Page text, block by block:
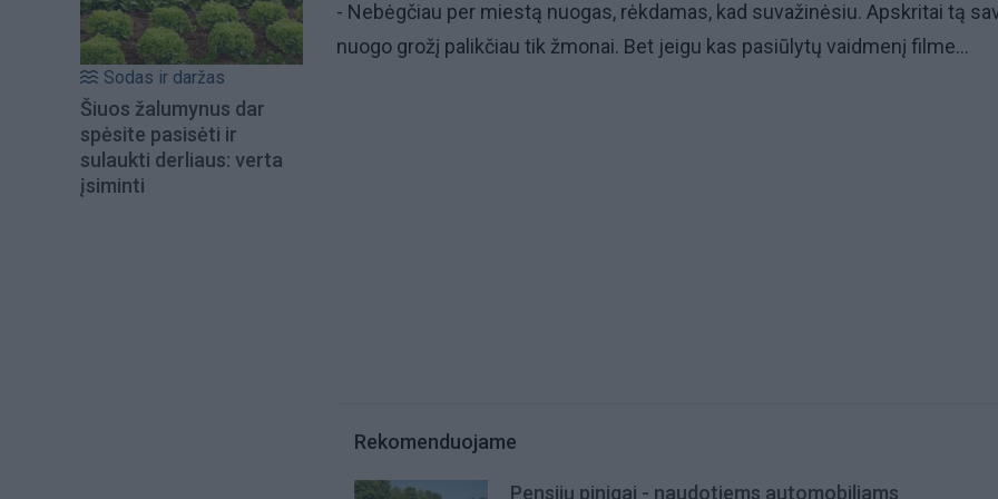
Sodas ir daržas
Šiuos žalumynus dar
spėsite pasisėti ir
sulaukti derliaus: verta
įsiminti
- Nebėgčiau per miestą nuogas, rėkdamas, kad suvažinėsiu. Apskritai tą
nuogo grožį palikčiau tik žmonai. Bet jeigu kas pasiūlytų vaidmenį filme...
Rekomenduojame
Pensijų pinigai - naudotiems automobiliams